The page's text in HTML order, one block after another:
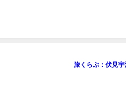
旅くらぶ：伏見